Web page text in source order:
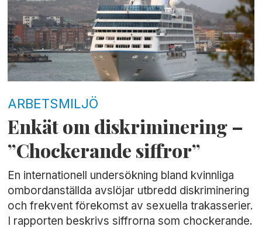
sexuella
trakasserier
ARBETSMILJÖ
Enkät om diskriminering –
”Chockerande siffror”
En internationell undersökning bland kvinnliga
ombordanställda avslöjar utbredd diskriminering
och frekvent förekomst av sexuella trakasserier.
I rapporten beskrivs siffrorna som chockerande.